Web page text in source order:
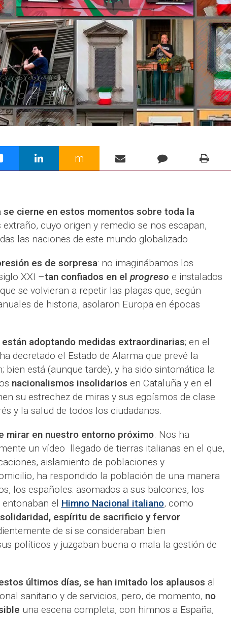
m
se cierne en estos momentos sobre toda la
extraño, cuyo origen y remedio se nos escapan,
las naciones de este mundo globalizado.
es de sorpresa: no imaginábamos los
XXI –tan confiados en el progreso e instalados
se volvieran a repetir las plagas que, según
de historia, asolaron Europa en épocas
adoptando medidas extraordinarias; en el
decretado el Estado de Alarma que prevé la
bien está (aunque tarde), y ha sido sintomática la
nacionalismos insolidarios en Cataluña y en el
su estrechez de miras y sus egoísmos de clase
y la salud de todos los ciudadanos.
mirar en nuestro entorno próximo. Nos ha
un vídeo llegado de tierras italianas en el que,
aislamiento de poblaciones y
ha respondido la población de una manera
los españoles: asomados a sus balcones, los
el Himno Nacional italiano, como
espíritu de sacrificio y fervor
de si se consideraban bien
políticos y juzgaban buena o mala la gestión de
últimos días, se han imitado los aplausos al
sanitario y de servicios, pero, de momento, no
una escena completa, con himnos a España,